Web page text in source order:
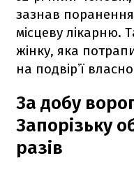
зазнав
місцеву лікарню.
жінку, яка
на подвірʼї
За добу
Запорізьку
разів